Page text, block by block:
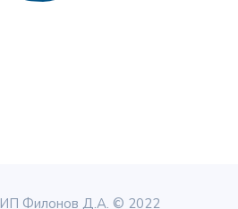
ИП Филонов Д.А. © 2022